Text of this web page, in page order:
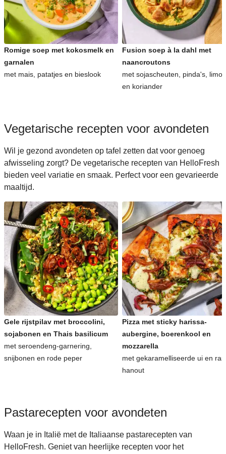
Romige soep met kokosmelk en
garnalen
met mais, patatjes en bieslook
Fusion soep à la dahl met
naancroutons
met sojascheuten, pinda's,
en koriander
Vegetarische recepten voor avondeten
Wil je gezond avondeten op tafel zetten dat voor genoeg
afwisseling zorgt? De vegetarische recepten van HelloFresh
bieden veel variatie en smaak. Perfect voor een gevarieerde
maaltijd.
Gele rijstpilav met broccolini,
sojabonen en Thais basilicum
met seroendeng-garnering,
snijbonen en rode peper
Pizza met sticky harissa-
aubergine, boerenkool en
mozzarella
met gekaramelliseerde ui en
hanout
Pastarecepten voor avondeten
Waan je in Italië met de Italiaanse pastarecepten van
HelloFresh. Geniet van heerlijke recepten voor het